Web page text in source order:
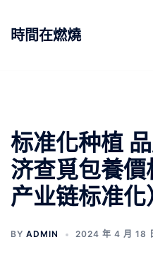
時間在燃燒
标准化种植
济查覓包養價
产业链标准化
BY ADMIN 2024 年 4 月 18